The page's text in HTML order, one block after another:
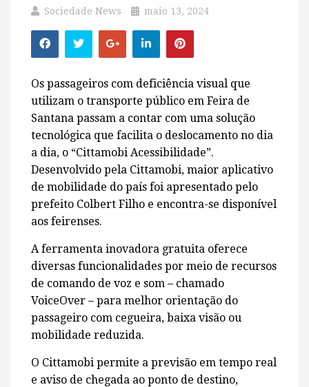
Sociedade News maio 13, 2024
Os passageiros com deficiência visual que
utilizam o transporte público em Feira de
Santana passam a contar com uma solução
tecnológica que facilita o deslocamento no dia
a dia, o “Cittamobi Acessibilidade”.
Desenvolvido pela Cittamobi, maior aplicativo
de mobilidade do país foi apresentado pelo
prefeito Colbert Filho e encontra-se disponível
aos feirenses.
A ferramenta inovadora gratuita oferece
diversas funcionalidades por meio de recursos
de comando de voz e som – chamado
VoiceOver – para melhor orientação do
passageiro com cegueira, baixa visão ou
mobilidade reduzida.
O Cittamobi permite a previsão em tempo real
e aviso de chegada ao ponto de destino,